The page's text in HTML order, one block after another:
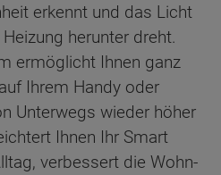
erkennt und das Licht
herunter dreht.
ermöglicht Ihnen ganz
Ihrem Handy oder
Unterwegs wieder höher
Ihnen Ihr Smart
verbessert die Wohn-